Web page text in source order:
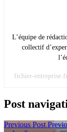
L’équipe de
collectif
fichier-
Post
Previous Post